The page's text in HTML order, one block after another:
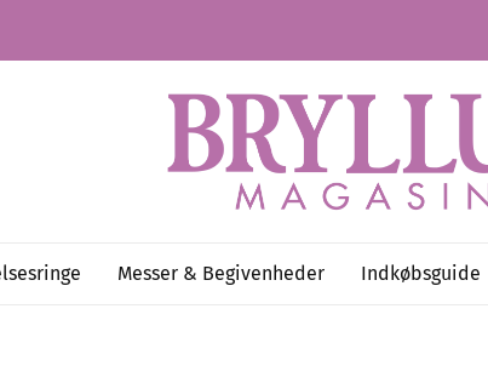
Messer & Begivenheder Indkøbsguide